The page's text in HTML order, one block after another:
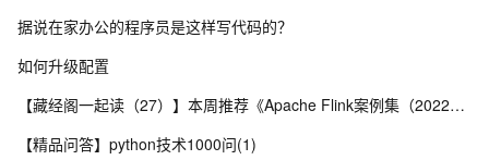
据说在家办公的程序员是这样写代码的？
如何升级配置
【藏经阁一起读（27）】本周推荐《Apache Flink案例集（2022版）》，你有哪些心得？
【精品问答】python技术1000问(1)